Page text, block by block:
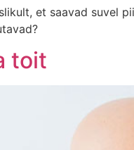
et saavad suvel
toit